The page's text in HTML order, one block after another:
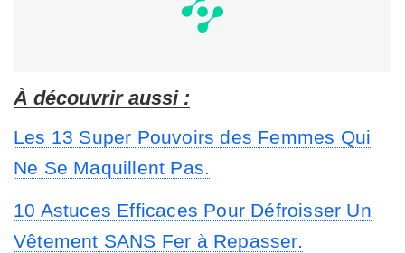
À découvrir aussi :
Les 13 Super Pouvoirs des Femmes Qui
Ne Se Maquillent Pas.
10 Astuces Efficaces Pour Défroisser Un
Vêtement SANS Fer à Repasser.